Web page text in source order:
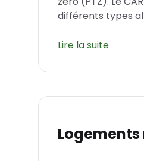
différents types
Le Plessis-
aménagés. En
Lire la suite